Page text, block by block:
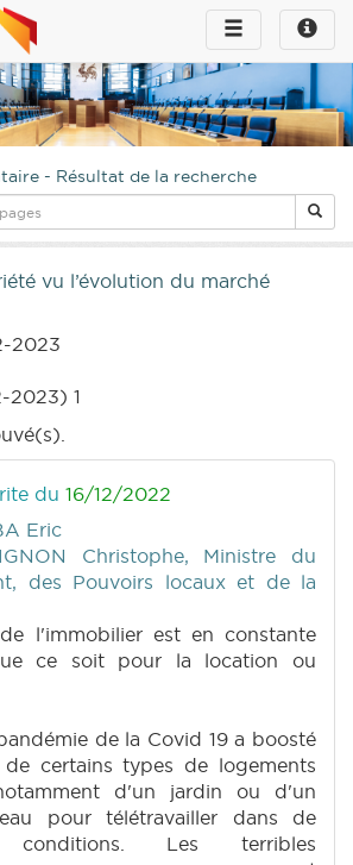
Toggle
infos
Toggle
navigation
- Résultat de la recherche
vu l’évolution du marché
2023
2023) 1
du 16/12/2022
Eric
Christophe, Ministre du
des Pouvoirs locaux et de la
l'immobilier est en constante
ce soit pour la location ou
de la Covid 19 a boosté
certains types de logements
d'un jardin ou d'un
pour télétravailler dans de
conditions. Les terribles